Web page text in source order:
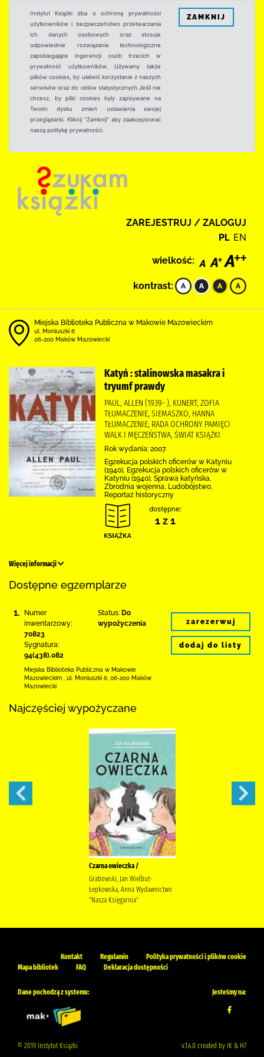
Instytut Książki dba o ochronę prywatności
użytkowników i bezpieczeństwo przetwarzania
ich danych osobowych oraz stosuje
odpowiednie rozwiązania technologiczne
zapobiegające ingerencji osób trzecich w
prywatność użytkowników. Używamy także
plików cookies, by ułatwić korzystanie z naszych
serwisów oraz do celów statystycznych.Jeśli nie
chcesz, by pliki cookies były zapisywane na
Twoim dysku zmień ustawienia swojej
przeglądarki. Kliknij "Zamknij" aby zaakceptować
naszą politykę prywatności.
ZAMKNIJ
ZAREJESTRUJ / ZALOGUJ
PL EN
wielkość:
kontrast:
Miejska Biblioteka Publiczna w Makowie Mazowieckim
ul. Moniuszki 6
06-200 Maków Mazowiecki
Katyń : stalinowska masakra i
tryumf prawdy
PAUL, ALLEN (1939- ), KUNERT, ZOFIA
TŁUMACZENIE, SIEMASZKO, HANNA
TŁUMACZENIE, RADA OCHRONY PAMIĘCI
WALK I MĘCZEŃSTWA, ŚWIAT KSIĄŻKI
Rok wydania: 2007.
Egzekucja polskich oficerów w Katyniu
(1940), Egzekucja polskich oficerów w
Katyniu (1940), Sprawa katyńska,
Zbrodnia wojenna, Ludobójstwo,
Reportaż historyczny
dostępne:
1 z 1
Więcej informacji
Dostępne egzemplarze
1.
Numer
inwentarzowy:
70823
Sygnatura:
94(438).082
Status: Do
wypożyczenia
Miejska Biblioteka Publiczna w Makowie
Mazowieckim
ul. Moniuszki 6 06-200 Maków
Mazowiecki
zarezerwuj
dodaj do listy
Najczęściej wypożyczane
Czarna owieczka /
Grabowski, Jan Wielbut-
Łepkowska, Anna Wydawnictwo
"Nasza Księgarnia"
Kontakt Regulamin
Polityka prywatności i plików cookie
Mapa bibliotek
FAQ Deklaracja dostępności
Dane pochodzą z systemu: Jesteśmy na:
© 2019 Instytut Książki v.1.4.0 created by IK & H7